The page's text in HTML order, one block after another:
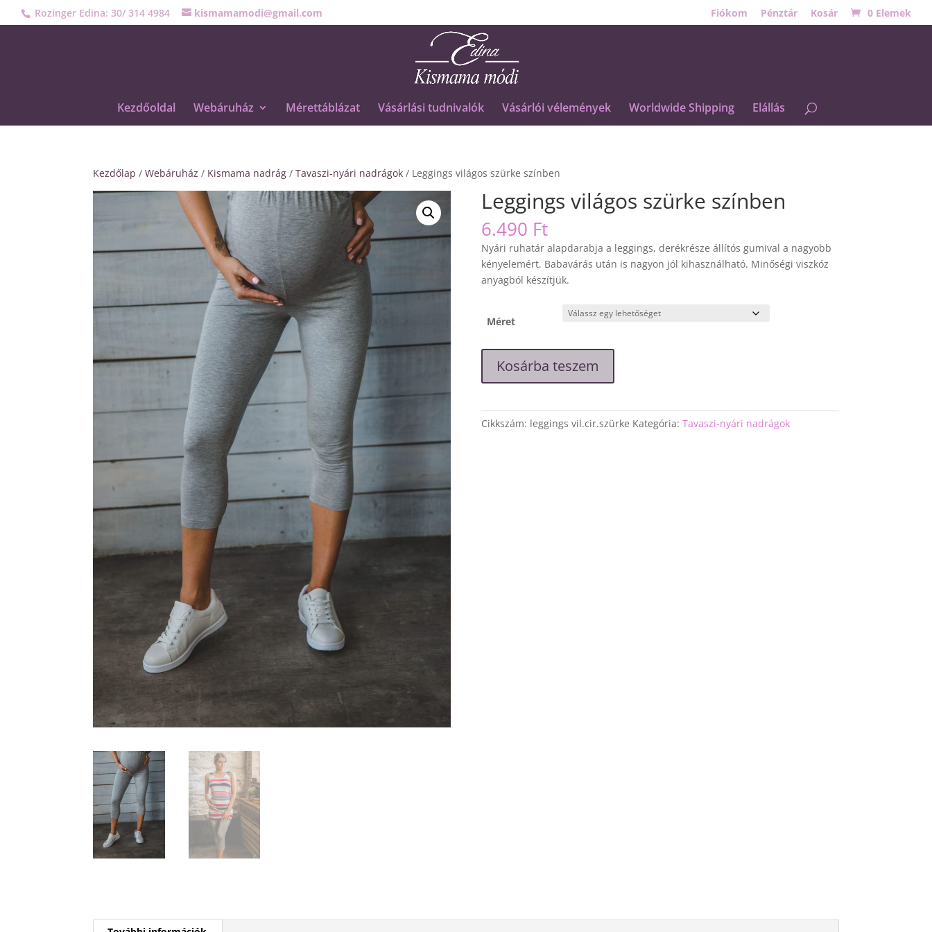
Rozinger Edina: 30/ 314 4984 kismamamodi@gmail.com Fiókom Pénztár Kosár 0 Elemek
Kezdőoldal Webáruház Mérettáblázat Vásárlási tudnivalók Vásárlói vélemények Worldwide Shipping Elállás
Kezdőlap /Webáruház / Kismama nadrág /Tavaszi-nyári nadrágok / Leggings világos szürke színben
Leggings világos szürke színben
6.490 Ft
Nyári ruhatár alapdarabja a leggings, derékrésze állítós gumival a nagyobb
kényelemért. Babavárás után is nagyon jól kihasználható. Minőségi viszkóz
anyagból készítjük.
Méret
világos
szürke
mennyiség
Kosárba teszem
Cikkszám: leggings vil.cir.szürke Kategória: Tavaszi-nyári nadrágok